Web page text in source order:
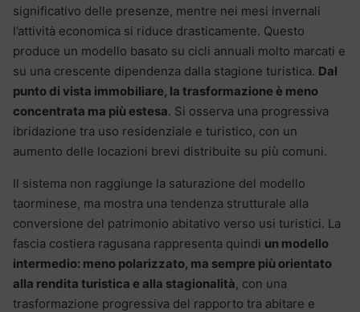
significativo delle presenze, mentre nei mesi invernali
l’attività economica si riduce drasticamente. Questo
produce un modello basato su cicli annuali molto marcati e
su una crescente dipendenza dalla stagione turistica. Dal
punto di vista immobiliare, la trasformazione è meno
concentrata ma più estesa. Si osserva una progressiva
ibridazione tra uso residenziale e turistico, con un
aumento delle locazioni brevi distribuite su più comuni.
Il sistema non raggiunge la saturazione del modello
taorminese, ma mostra una tendenza strutturale alla
conversione del patrimonio abitativo verso usi turistici. La
fascia costiera ragusana rappresenta quindi un modello
intermedio: meno polarizzato, ma sempre più orientato
alla rendita turistica e alla stagionalità, con una
trasformazione progressiva del rapporto tra abitare e